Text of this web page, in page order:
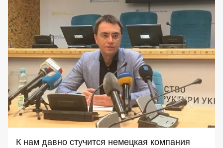
К нам давно стучится немецкая компания